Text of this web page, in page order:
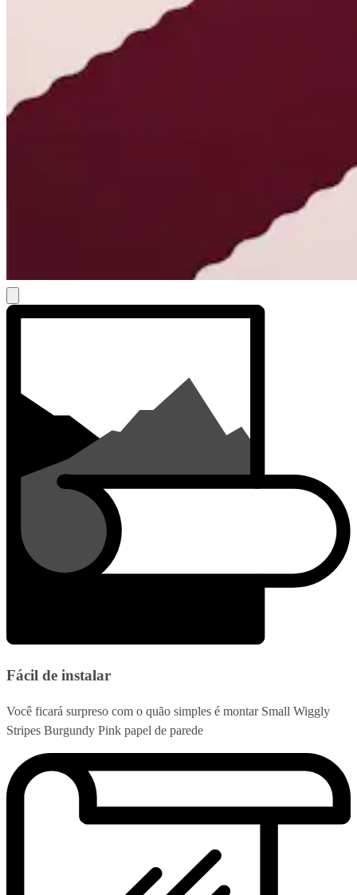
Fácil de instalar
Você ficará surpreso com o quão simples é montar Small Wiggly
Stripes Burgundy Pink papel de parede